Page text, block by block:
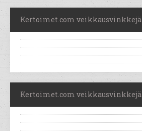
Kertoimet.com veikkausvinkkejä
Kertoimet.com veikkausvinkkejä